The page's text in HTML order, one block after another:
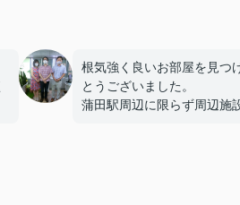
根気強く良いお部屋を見つ
とうございました。
蒲田駅周辺に限らず周辺施